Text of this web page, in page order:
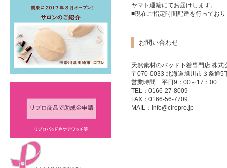
ヤマト運輸にてお届けします。
■現在ご指定時間配達を行ってお
お問い合わせ
天然素材のパッド下着専門店 株式
〒070-0033 北海道旭川市３条通5
営業時間 平日9：00～17：00
TEL：0166-27-8009
FAX：0166-56-7709
MAIL： info@cirepro.jp